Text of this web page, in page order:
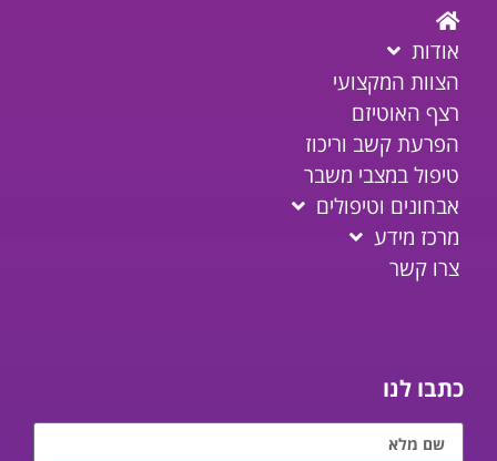
אודות
הצוות המקצועי
רצף האוטיזם
הפרעת קשב וריכוז
טיפול במצבי משבר
אבחונים וטיפולים
מרכז מידע
צרו קשר
כתבו לנו